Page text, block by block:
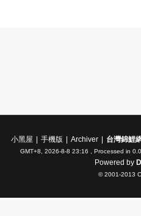
小黑屋 手機版 Archiver 台灣錦鯉
GMT+8, 2026-8-8 23:16 , Processed in
Powered by
© 2001-2013